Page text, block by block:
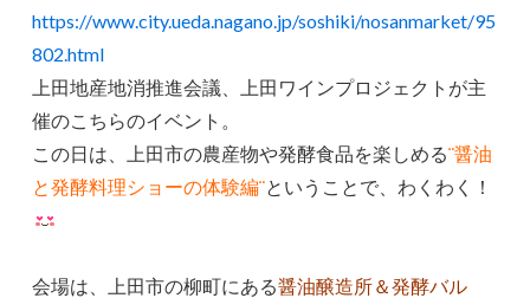
https://www.city.ueda.nagano.jp/soshiki/nosanmarket/95
802.html
上田地産地消推進会議 、上田ワインプロジェクト が主
催のこちらのイベント。
この日は、上田市の農産物や発酵食品を楽しめる¨醤油
と発酵料理ショーの体験編¨ということで、わくわく！
会場は、上田市の柳町にある醤油醸造所＆発酵バル